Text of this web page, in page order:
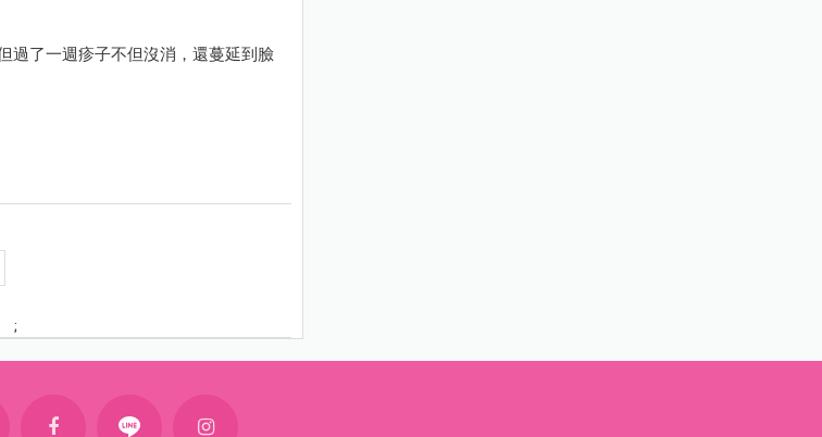
過了一週疹子不但沒消，還蔓延到臉
;